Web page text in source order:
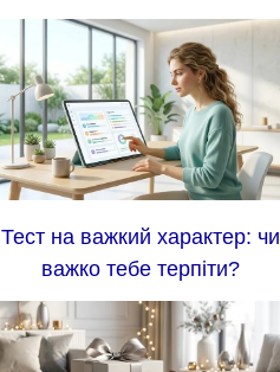
Тест на важкий характер: чи
важко тебе терпіти?